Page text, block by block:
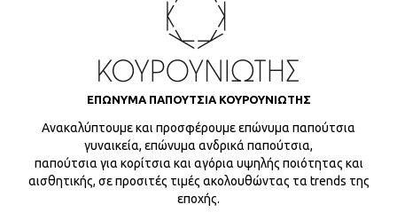
ΕΠΩΝΥΜΑ ΠΑΠΟΥΤΣΙΑ ΚΟΥΡΟΥΝΙΩΤΗΣ
Ανακαλύπτουμε και προσφέρουμε επώνυμα παπούτσια
γυναικεία, επώνυμα ανδρικά παπούτσια,
παπούτσια για κορίτσια και αγόρια υψηλής ποιότητας και
αισθητικής, σε προσιτές τιμές ακολουθώντας τα trends της
εποχής.